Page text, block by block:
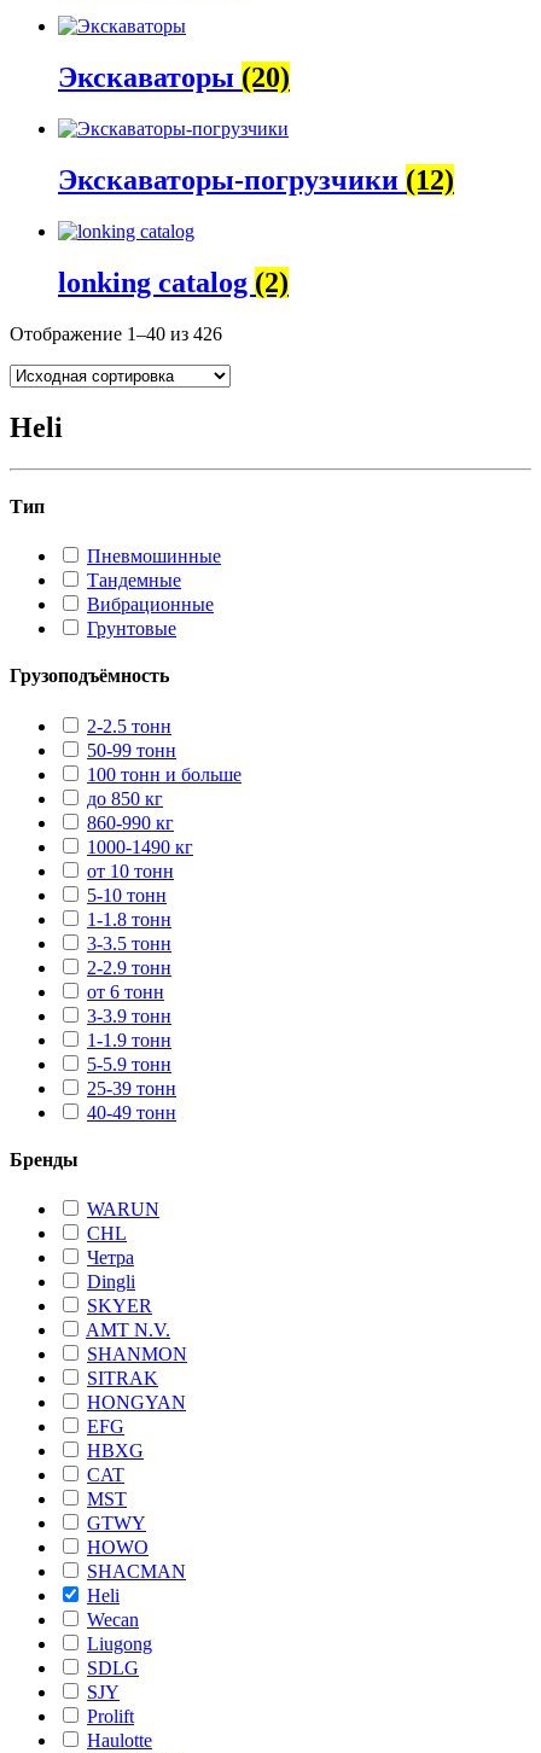
Экскаваторы (20)
Экскаваторы-погрузчики (12)
lonking catalog (2)
Отображение 1–40 из 426
Heli
Тип
Пневмошинные
Тандемные
Вибрационные
Грунтовые
Грузоподъёмность
2-2.5 тонн
50-99 тонн
100 тонн и больше
до 850 кг
860-990 кг
1000-1490 кг
от 10 тонн
5-10 тонн
1-1.8 тонн
3-3.5 тонн
2-2.9 тонн
от 6 тонн
3-3.9 тонн
1-1.9 тонн
5-5.9 тонн
25-39 тонн
40-49 тонн
Бренды
WARUN
CHL
Четра
Dingli
SKYER
AMT N.V.
SHANMON
SITRAK
HONGYAN
EFG
HBXG
CAT
MST
GTWY
HOWO
SHACMAN
Heli
Wecan
Liugong
SDLG
SJY
Prolift
Haulotte